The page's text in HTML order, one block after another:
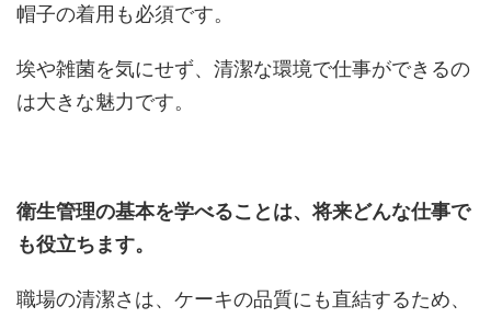
帽子の着用も必須です。
埃や雑菌を気にせず、清潔な環境で仕事ができるの
は大きな魅力です。
衛生管理の基本を学べることは、将来どんな仕事で
も役立ちます。
職場の清潔さは、ケーキの品質にも直結するため、